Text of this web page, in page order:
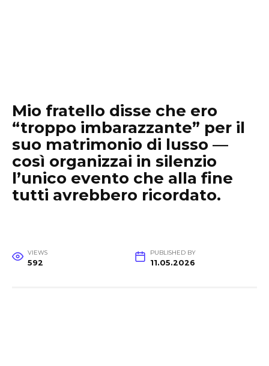
Mio fratello disse che ero
“troppo imbarazzante” per il
suo matrimonio di lusso —
così organizzai in silenzio
l’unico evento che alla fine
tutti avrebbero ricordato.
VIEWS
592
PUBLISHED BY
11.05.2026